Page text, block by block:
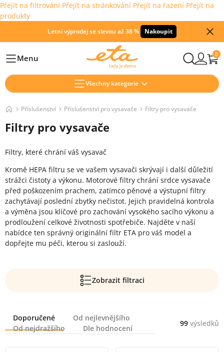
Přejít na filtrování Přejít na stránkování Přejít na řazení Přejít na
produkty
Letní výprodej se slevou až 38 % Nakoupit
HlavníMenu 0
Všechny kategorie
Příslušenství Příslušenství pro vysavače Filtry pro vysavače
Filtry pro vysavače
Filtry, které chrání váš vysavač
Kromě HEPA filtru se ve vašem vysavači skrývají i další důležití
strážci čistoty a výkonu. Motorové filtry chrání srdce vysavače
před poškozením prachem, zatímco pěnové a výstupní filtry
zachytávají poslední zbytky nečistot. Jejich pravidelná kontrola
a výměna jsou klíčové pro zachování vysokého sacího výkonu a
prodloužení celkové životnosti spotřebiče. Najděte v naší
nabídce ten správný originální filtr ETA pro váš model a
dopřejte mu péči, kterou si zaslouží.
Zobrazit filtraci
Řazení
Doporučené
Od nejlevnějšího
Od nejdražšího
Dle hodnocení
99 výsledků